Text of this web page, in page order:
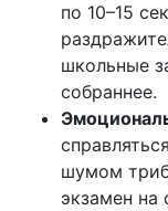
по 10–15
школьные
собраннее.
шумом
экзамен на